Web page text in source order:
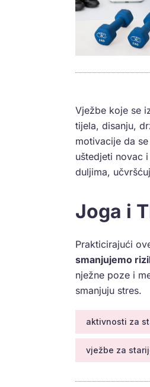
Vježbe koje se
tijela, disanju,
motivacije da
uštedjeti novac
duljima,
Joga i
Prakticirajući
smanjujemo
nježne poze i
smanjuju stres.
aktivnosti za
vježbe za